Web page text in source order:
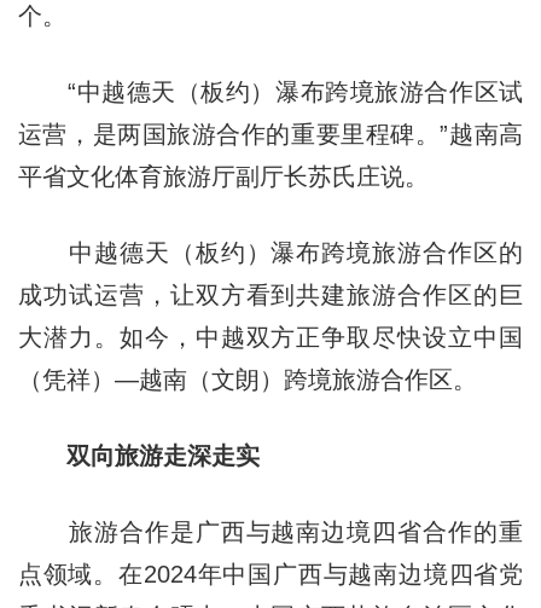
个。
“中越德天（板约）瀑布跨境旅游合作区试
运营，是两国旅游合作的重要里程碑。”越南高
平省文化体育旅游厅副厅长苏氏庄说。
中越德天（板约）瀑布跨境旅游合作区的
成功试运营，让双方看到共建旅游合作区的巨
大潜力。如今，中越双方正争取尽快设立中国
（凭祥）—越南（文朗）跨境旅游合作区。
双向旅游走深走实
旅游合作是广西与越南边境四省合作的重
点领域。在2024年中国广西与越南边境四省党